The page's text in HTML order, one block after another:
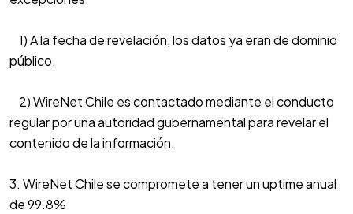
1) A la fecha de revelación, los datos ya eran de dominio
público.
2) WireNet Chile es contactado mediante el conducto
regular por una autoridad gubernamental para revelar el
contenido de la información.
3. WireNet Chile se compromete a tener un uptime anual
de 99.8%